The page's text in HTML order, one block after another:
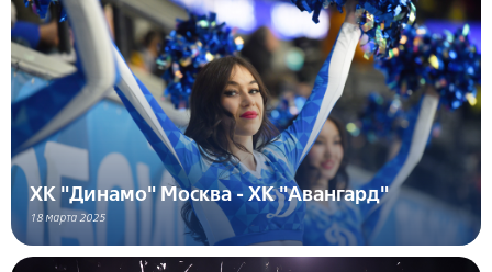
ХК "Динамо" Москва - ХК "Авангард"
18 марта 2025